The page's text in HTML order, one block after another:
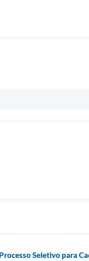
Processo Seletivo para